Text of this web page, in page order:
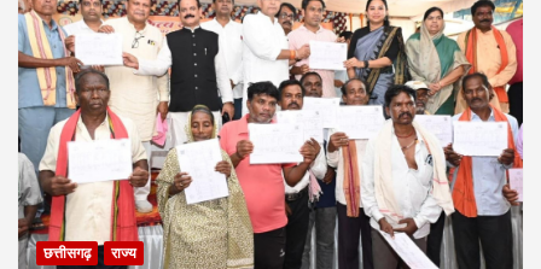
छत्तीसगढ़ राज्य